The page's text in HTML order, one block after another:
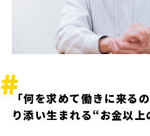
「何を求めて働きに来る
り添い生まれる“お金以上